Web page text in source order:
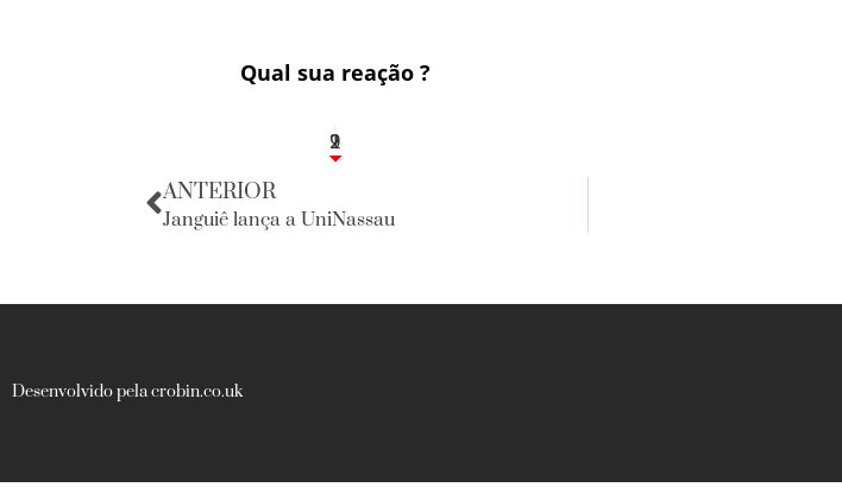
Qual sua reação ?
2
1
2
9
ANTERIOR
Janguiê lança a UniNassau
Desenvolvido pela crobin.co.uk